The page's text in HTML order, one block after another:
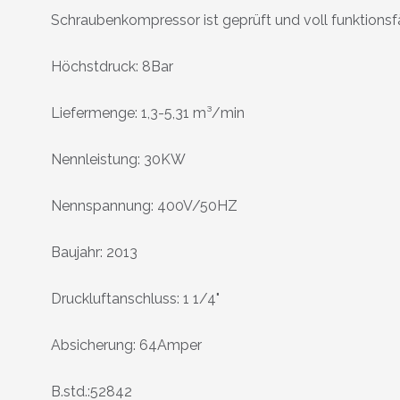
Schraubenkompressor ist geprüft und voll
Höchstdruck: 8Bar
Liefermenge: 1,3-5,31 m³/min
Nennleistung: 30KW
Nennspannung: 400V/50HZ
Baujahr: 2013
Druckluftanschluss: 1 1/4"
Absicherung: 64Amper
B.std.:52842